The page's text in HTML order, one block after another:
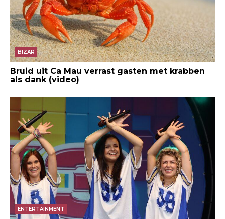
BIZAR
Bruid uit Ca Mau verrast gasten met krabben
als dank (video)
ENTERTAINMENT